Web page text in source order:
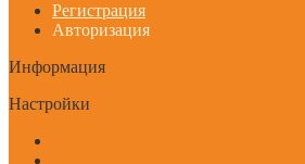
Регистрация
Авторизация
Информация
Настройки